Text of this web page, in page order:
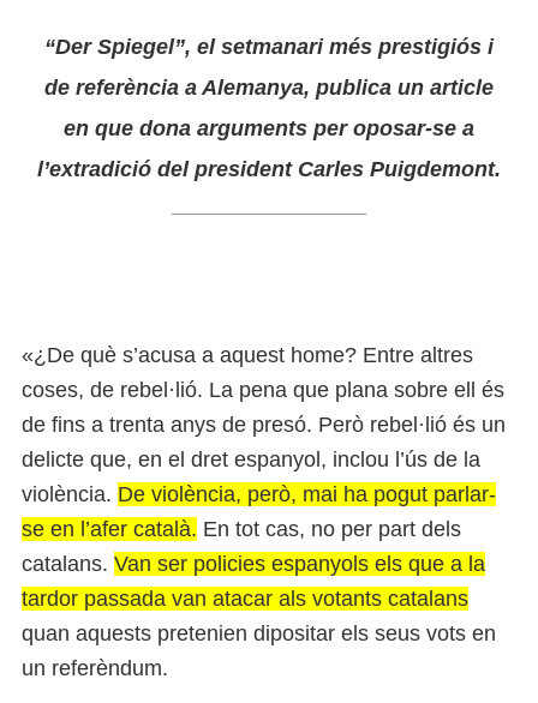
“Der Spiegel”, el setmanari més prestigiós i
de referència a Alemanya, publica un article
en que dona arguments per oposar-se a
l’extradició del president Carles Puigdemont.
«¿De què s’acusa a aquest home? Entre altres
coses, de rebel·lió. La pena que plana sobre ell és
de fins a trenta anys de presó. Però rebel·lió és un
delicte que, en el dret espanyol, inclou l’ús de la
violència. De violència, però, mai ha pogut parlar-
se en l’afer català. En tot cas, no per part dels
catalans. Van ser policies espanyols els que a la
tardor passada van atacar als votants catalans
quan aquests pretenien dipositar els seus vots en
un referèndum.